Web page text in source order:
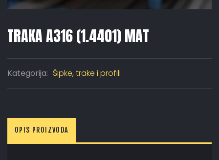
TRAKA A316 (1.4401) MAT
Kategorija: Šipke, trake i profili
OPIS PROIZVODA